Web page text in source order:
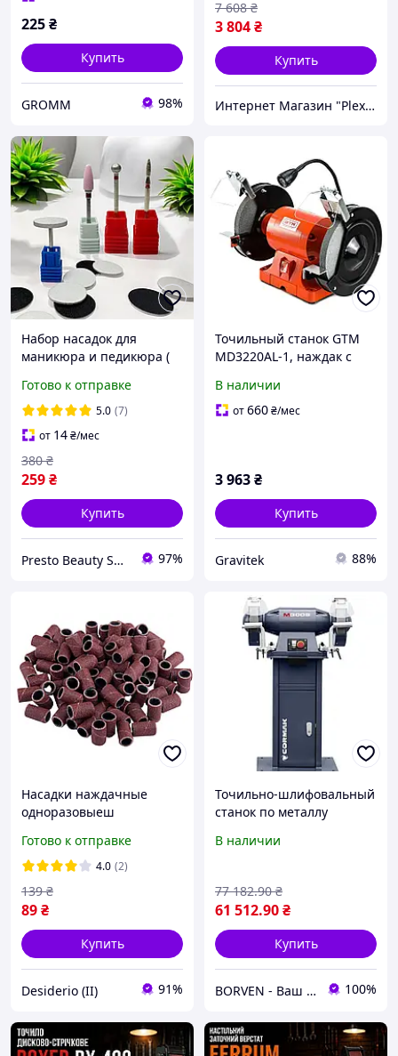
225₴
Купить
GROMM 98%
3 804₴
7 608 ₴
Купить
Интернет Магазин "PlexStore"
Набор насадок для
маникюра и педикюра (
маникюра, диск
педикюрный, наждак
файлы, алмазные )
Готово к отправке
5.0 (7)
от 14₴/мес
259₴
380 ₴
Купить
Presto Beauty Shop 97%
Точильный станок GTM
MD3220AL-1, наждак с
станок 200 мм
В наличии
от660₴/мес
3 963₴
Купить
Gravitek 88%
Насадки наждачные
одноразовыеш
маникюрного фрезера
120 грит 100шт
Готово к отправке
4.0 (2)
89₴
139 ₴
Купить
Desiderio (II) 91%
Точильно-шлифовальный
станок по металлу
M300S (400В)
300 мм | С тумбой
В наличии
61 512.90₴
77 182.90 ₴
Купить
BORVEN - Ваш надежный поставщик техники, оборудования и инструмента 100%